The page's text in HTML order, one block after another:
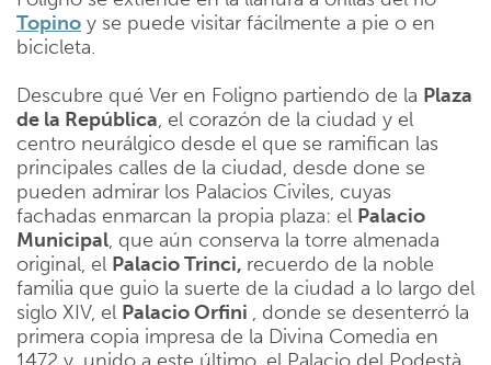
Topino y se puede visitar fácilmente a pie o en
bicicleta.
Descubre qué Ver en Foligno partiendo de la Plaza
de la República, el corazón de la ciudad y el
centro neurálgico desde el que se ramifican las
principales calles de la ciudad, desde done se
pueden admirar los Palacios Civiles, cuyas
fachadas enmarcan la propia plaza: el Palacio
Municipal, que aún conserva la torre almenada
original, el Palacio Trinci, recuerdo de la noble
familia que guio la suerte de la ciudad a lo largo del
siglo XIV, el Palacio Orfini , donde se desenterró la
primera copia impresa de la Divina Comedia en